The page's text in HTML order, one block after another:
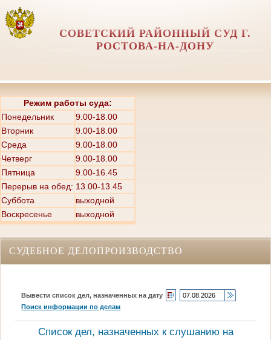
СОВЕТСКИЙ РАЙОННЫЙ СУД Г.
РОСТОВА-НА-ДОНУ
Режим работы суда:
Понедельник
9.00-18.00
Вторник
9.00-18.00
Среда
9.00-18.00
Четверг
9.00-18.00
Пятница
9.00-16.45
Перерыв на обед: 13.00-13.45
Суббота
выходной
Воскресенье
выходной
СУДЕБНОЕ ДЕЛОПРОИЗВОДСТВО
Вывести список дел, назначенных на дату
Поиск информации по делам
Список дел, назначенных к слушанию на